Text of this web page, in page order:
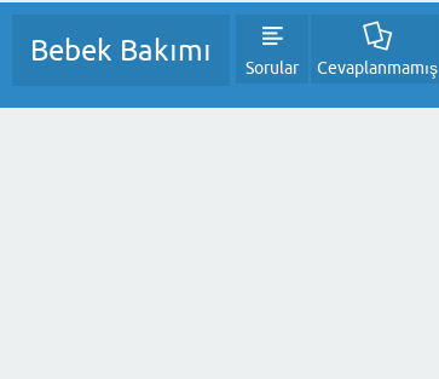
Bebek Bakımı
Sorular Cevaplanmamış